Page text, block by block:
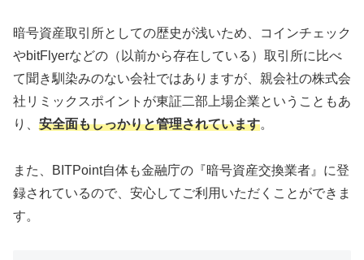
暗号資産取引所としての歴史が浅いため、コインチェック
やbitFlyerなどの（以前から存在している）取引所に比べ
て聞き馴染みのない会社ではありますが、親会社の株式会
社リミックスポイントが東証二部上場企業ということもあ
り、 安全面もしっかりと管理されています。
また、BITPoint自体も金融庁の『暗号資産交換業者』に登
録されているので、安心してご利用いただくことができま
す。